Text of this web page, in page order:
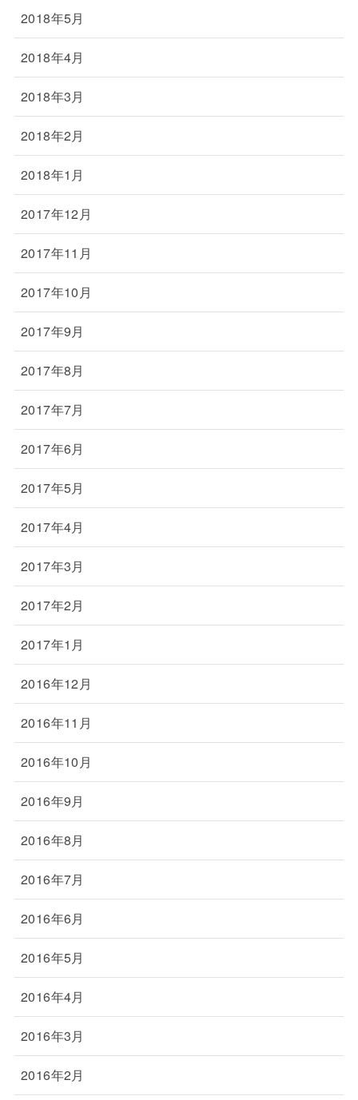
2018年5月
2018年4月
2018年3月
2018年2月
2018年1月
2017年12月
2017年11月
2017年10月
2017年9月
2017年8月
2017年7月
2017年6月
2017年5月
2017年4月
2017年3月
2017年2月
2017年1月
2016年12月
2016年11月
2016年10月
2016年9月
2016年8月
2016年7月
2016年6月
2016年5月
2016年4月
2016年3月
2016年2月